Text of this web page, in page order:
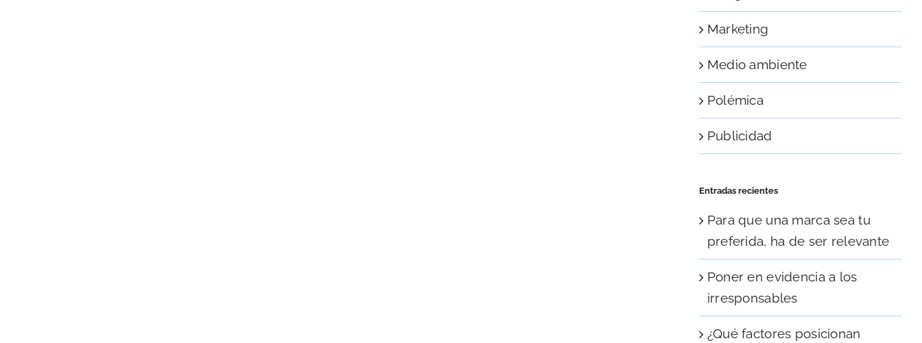
Marketing
Medio ambiente
Polémica
Publicidad
Entradas recientes
Para que una marca sea tu
preferida, ha de ser relevante
Poner en evidencia a los
irresponsables
¿Qué factores posicionan